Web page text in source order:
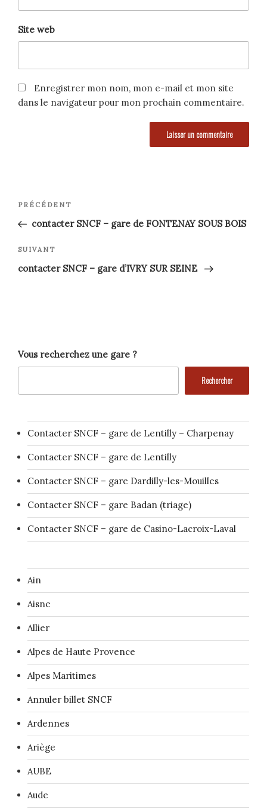
Site web
Enregistrer mon nom, mon e-mail et mon site
dans le navigateur pour mon prochain commentaire.
Navigation
de
l’article
Article
précédent
PRÉCÉDENT
contacter SNCF – gare de FONTENAY SOUS BOIS
Article
suivant
SUIVANT
contacter SNCF – gare d’IVRY SUR SEINE
Vous recherchez une gare ?
Rechercher
Contacter SNCF – gare de Lentilly – Charpenay
Contacter SNCF – gare de Lentilly
Contacter SNCF – gare Dardilly-les-Mouilles
Contacter SNCF – gare Badan (triage)
Contacter SNCF – gare de Casino-Lacroix-Laval
Ain
Aisne
Allier
Alpes de Haute Provence
Alpes Maritimes
Annuler billet SNCF
Ardennes
Ariège
AUBE
Aude